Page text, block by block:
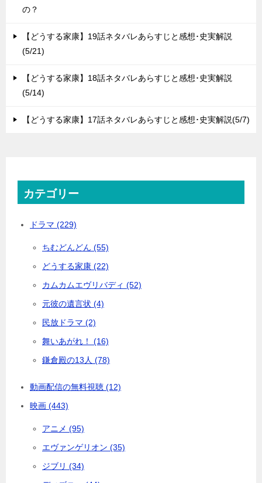
の？
【どうする家康】19話ネタバレあらすじと感想･史実解説
(5/21)
【どうする家康】18話ネタバレあらすじと感想･史実解説
(5/14)
【どうする家康】17話ネタバレあらすじと感想･史実解説(5/7)
カテゴリー
ドラマ (229)
ちむどんどん (55)
どうする家康 (22)
カムカムエヴリバディ (52)
元彼の遺言状 (4)
民放ドラマ (2)
舞いあがれ！ (16)
鎌倉殿の13人 (78)
動画配信の無料視聴 (12)
映画 (443)
アニメ (95)
エヴァンゲリオン (35)
ジブリ (34)